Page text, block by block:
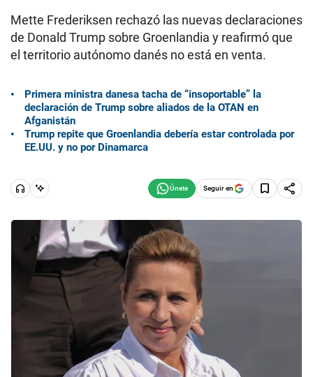
Mette Frederiksen rechazó las nuevas declaraciones
de Donald Trump sobre Groenlandia y reafirmó que
el territorio autónomo danés no está en venta.
Primera ministra danesa tacha de “insoportable” la
declaración de Trump sobre aliados de la OTAN en
Afganistán
Trump repite que Groenlandia debería estar controlada por
EE.UU. y no por Dinamarca
Seguir en